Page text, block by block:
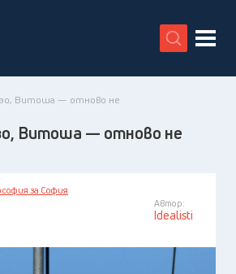
X
Витоша — отново не
Витоша — отново не
за София
Автор:
Idealisti